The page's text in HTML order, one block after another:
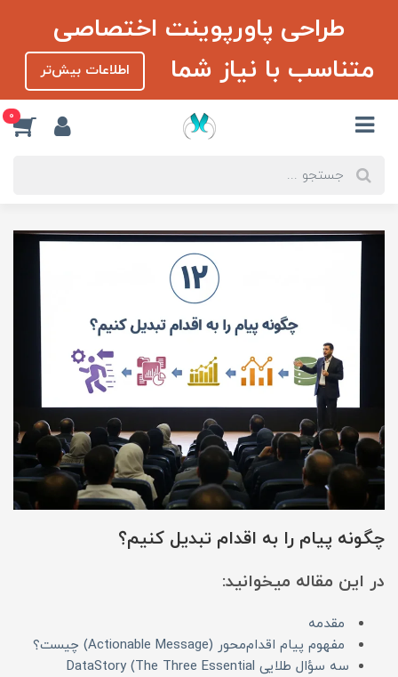
طراحی پاورپوینت اختصاصی
متناسب با نیاز شما
اطلاعات بیش‌تر
0
چگونه پیام را به اقدام تبدیل کنیم؟
در این مقاله میخوانید:
مقدمه
مفهوم پیام اقدام‌محور (Actionable Message) چیست؟
سه سؤال طلایی DataStory (The Three Essential